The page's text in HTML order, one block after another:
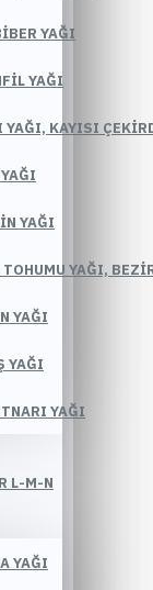
YAĞI
YAĞI
YAĞI, KAYISI
YAĞI
TOHUMU YAĞI,
YAĞI
YAĞI
YAĞI
L-M-N
YAĞI